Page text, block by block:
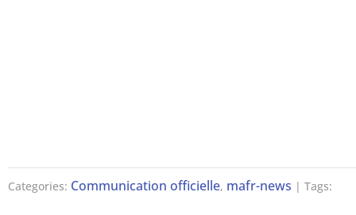
Categories: Communication officielle, mafr-news | Tags: